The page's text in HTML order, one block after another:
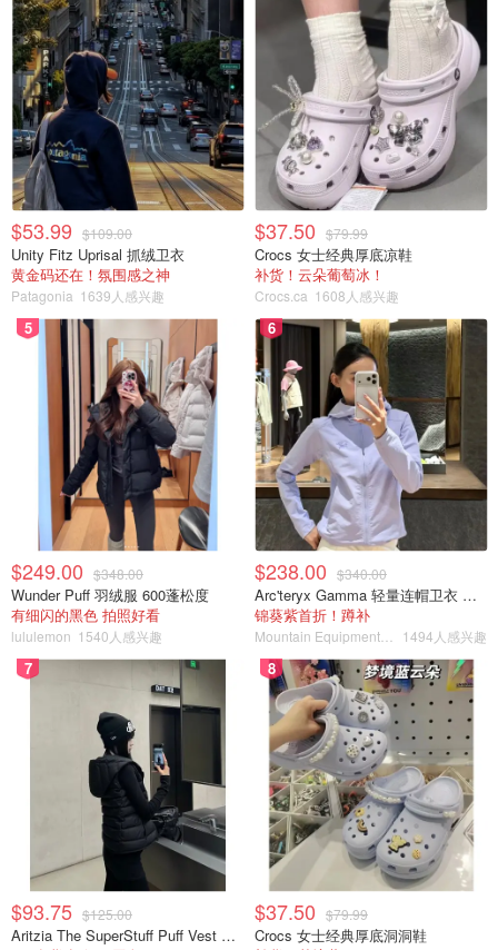
当家花旦ExfoliKate系列的洁面和面部磨砂太太太可爱了，
看到同系列面霜出了，马上被圈粉。再来看看丝芙兰上面用
户评价！上百个review，有接近满分的评价。
有效成分含：菠萝，南瓜和木瓜萃取的天然果酸AHA，安全
又温和的去除角质，能有效平滑肌肤，改善肌肤纹路。
成分不含：Parabens 防腐剂，硫酸盐表面活性剂，邻苯二
甲酸盐。
面霜颜色是可爱的淡绿色，面霜质地很轻薄, 有一点点流动
性，但是比乳液要浓稠的。味道有股小清新的果香。超级酥
$53.99 $109.00
Unity Fitz Uprisal 抓绒卫衣
黄金码还在！氛围感之神
Patagonia 1639人感兴趣
$37.50 $79.99
Crocs 女士经典厚底凉鞋
补货！云朵葡萄冰！
Crocs.ca 1608人感兴趣
5
$249.00 $348.00
Wunder Puff 羽绒服 600蓬松度
有细闪的黑色 拍照好看
lululemon 1540人感兴趣
6
$238.00 $340.00
Arc'teryx Gamma 轻量连帽卫衣 女款
锦葵紫首折！蹲补
1494人感兴趣
7
$93.75 $125.00
Aritzia The SuperStuff Puff Vest 轻盈亮面马甲
8
$37.50 $79.99
Crocs 女士经典厚底洞洞鞋